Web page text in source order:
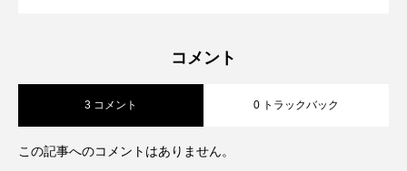
バルーン装飾特集
コメント
3 コメント 0 トラックバック
この記事へのコメントはありません。